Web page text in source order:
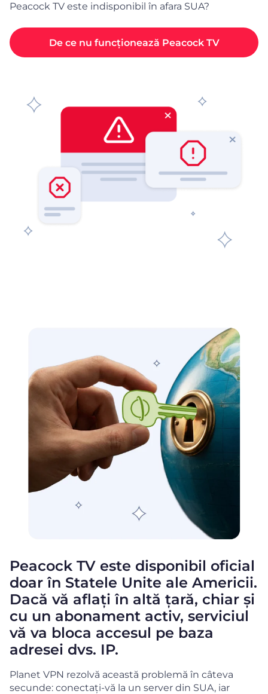
Peacock TV este indisponibil în afara SUA?
De ce nu funcționează Peacock TV
Peacock TV este disponibil oficial
doar în Statele Unite ale Americii.
Dacă vă aflați în altă țară, chiar și
cu un abonament activ, serviciul
vă va bloca accesul pe baza
adresei dvs. IP.
Planet VPN rezolvă această problemă în câteva
secunde: conectați-vă la un server din SUA, iar